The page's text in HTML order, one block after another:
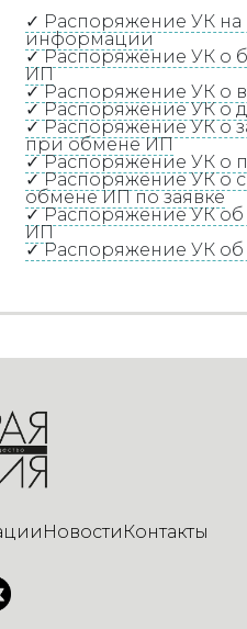
✓ Распоряжение УК на
информации
✓ Распоряжение УК о
ИП
✓ Распоряжение УК о
✓ Распоряжение УК о
✓ Распоряжение УК о
при обмене ИП
✓ Распоряжение УК о
✓ Распоряжение УК о
обмене ИП по заявке
✓ Распоряжение УК об
ИП
✓ Распоряжение УК
Новости Контакты